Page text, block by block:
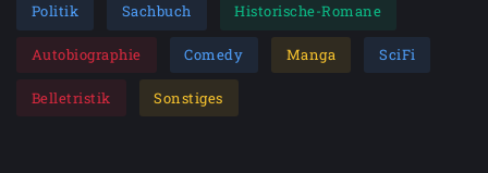
Politik Sachbuch Historische-Romane
Autobiographie Comedy Manga SciFi
Belletristik Sonstiges